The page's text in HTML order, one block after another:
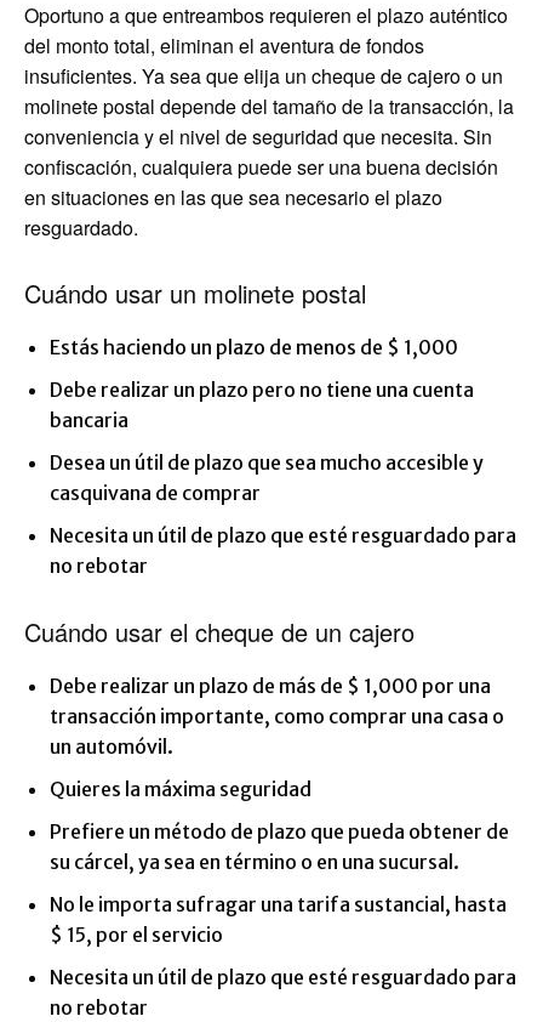
Oportuno a que entreambos requieren el plazo auténtico
del monto total, eliminan el aventura de fondos
insuficientes. Ya sea que elija un cheque de cajero o un
molinete postal depende del tamaño de la transacción, la
conveniencia y el nivel de seguridad que necesita. Sin
confiscación, cualquiera puede ser una buena decisión
en situaciones en las que sea necesario el plazo
resguardado.
Cuándo usar un molinete postal
Estás haciendo un plazo de menos de $ 1,000
Debe realizar un plazo pero no tiene una cuenta
bancaria
Desea un útil de plazo que sea mucho accesible y
casquivana de comprar
Necesita un útil de plazo que esté resguardado para
no rebotar
Cuándo usar el cheque de un cajero
Debe realizar un plazo de más de $ 1,000 por una
transacción importante, como comprar una casa o
un automóvil.
Quieres la máxima seguridad
Prefiere un método de plazo que pueda obtener de
su cárcel, ya sea en término o en una sucursal.
No le importa sufragar una tarifa sustancial, hasta
$ 15, por el servicio
Necesita un útil de plazo que esté resguardado para
no rebotar